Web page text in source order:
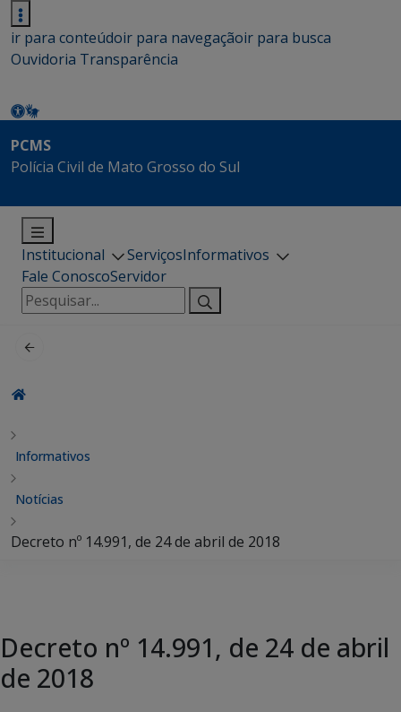
ir para conteúdoir para navegaçãoir para busca
Ouvidoria Transparência
PCMS
Polícia Civil de Mato Grosso do Sul
Institucional ServiçosInformativos
Fale ConoscoServidor
Pesquisar
por:
Informativos
Notícias
Decreto nº 14.991, de 24 de abril de 2018
Decreto nº 14.991, de 24 de abril
de 2018